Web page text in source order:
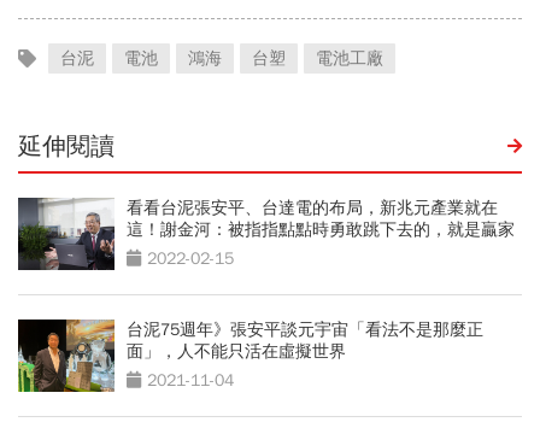
台泥 電池 鴻海 台塑 電池工廠
延伸閱讀
看看台泥張安平、台達電的布局，新兆元產業就在
這！謝金河：被指指點點時勇敢跳下去的，就是贏家
2022-02-15
台泥75週年》張安平談元宇宙「看法不是那麼正
面」，人不能只活在虛擬世界
2021-11-04